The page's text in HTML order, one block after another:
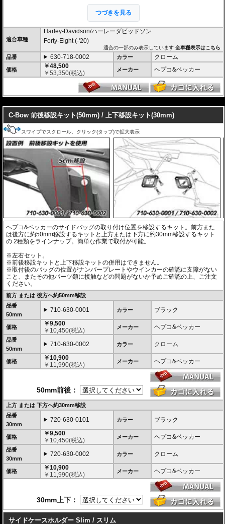
計品。高耐久パウダー塗装仕上げ。
※耐加重 : 片側 5kg (ケース、バッグの自重を除く)
※サイドケースは別売です。こちらからお求め下さい。
※バッグの搭載位置を 50mm 前方または後方、30mm 上方または下方に移設す
る移設キット(オプション)もあります。
つづきを見る
適合車種
Harley-Davidson/ハーレーダビッドソン
Forty-Eight (-'20)
適合の一部のみ表示しています全車種表示はこちら
品番 630-718-0002 カラー クローム
価格
￥48,500
￥53,350(税込) メーカー ヘプコ&ベッカー
C-Bow 前後移設キット(50mm) / 上下移設キット(30mm)
スワイプでスクロール、クリック(タップ)で拡大表示
ヘプコ&ベッカーのサイドバッグの取り付け位置を移設するキット。前方また
は後方に約50mm移設するキットと上方または下方に約30mm移設するキット
の 2種類をラインナップ。簡単な作業で取付が可能。
※左右セット。
※前後移設キットと上下移設キットの併用はできません。
※取付後のバッグの位置がナンバープレートやウインカーの確認に支障がない
こと、またその他パーツ類に接触などの問題がないか予めご確認の上、ご注文
ください。
前方 または 後方へ約50mm移設
品番
50mm
710-630-0001 カラー ブラック
価格
￥9,500
￥ 10,450(税込) メーカー ヘプコ&ベッカー
品番
50mm
710-630-0002 カラー クローム
価格
￥10,900
￥ 11,990(税込) メーカー ヘプコ&ベッカー
50mm前後：
上方 または 下方へ約30mm移設
品番
30mm
720-630-0101 カラー ブラック
価格
￥9,500
￥ 10,450(税込) メーカー ヘプコ&ベッカー
品番
30mm
720-630-0002 カラー クローム
価格
￥10,900
￥ 11,990(税込) メーカー ヘプコ&ベッカー
30mm上下：
サイドケースホルダー Slim / スリム